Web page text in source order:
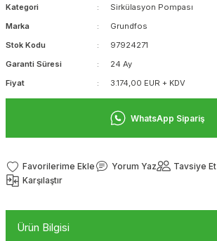
Kategori
Sirkülasyon Pompası
Marka
Grundfos
Stok Kodu
97924271
Garanti Süresi
24 Ay
Fiyat
3.174,00 EUR + KDV
WhatsApp Sipariş
Yorum Yaz Tavsiye Et
Karşılaştır
Ürün Bilgisi